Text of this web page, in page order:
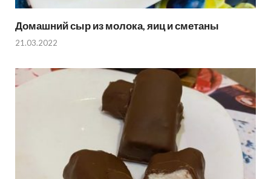
Домашний сыр из молока, яиц и сметаны
21.03.2022